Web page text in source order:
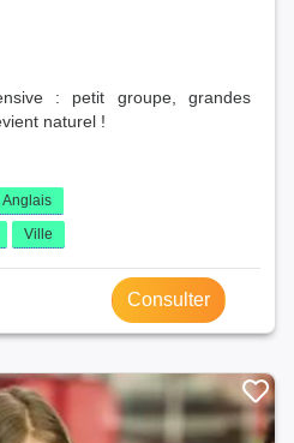
: petit groupe, grandes
naturel !
Anglais
Ville
Consulter